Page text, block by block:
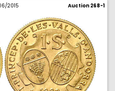
2015 Auction 268-1